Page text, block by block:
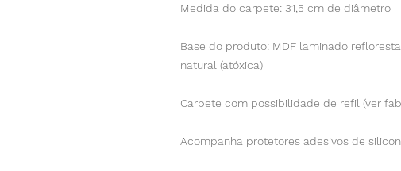
Medida do carpete: 31,5 cm de diâmetro
Base do produto: MDF laminado
natural (atóxica)
Carpete com possibilidade de refil (ver
Acompanha protetores adesivos de